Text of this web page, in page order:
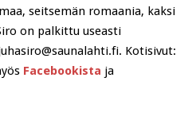
seitsemän romaania, kaksi
on palkittu useasti
Kotisivut:
Facebookista ja